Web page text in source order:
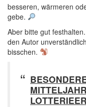
besseren, wärmeren
gebe.
Aber bitte gut
den Autor
bisschen.